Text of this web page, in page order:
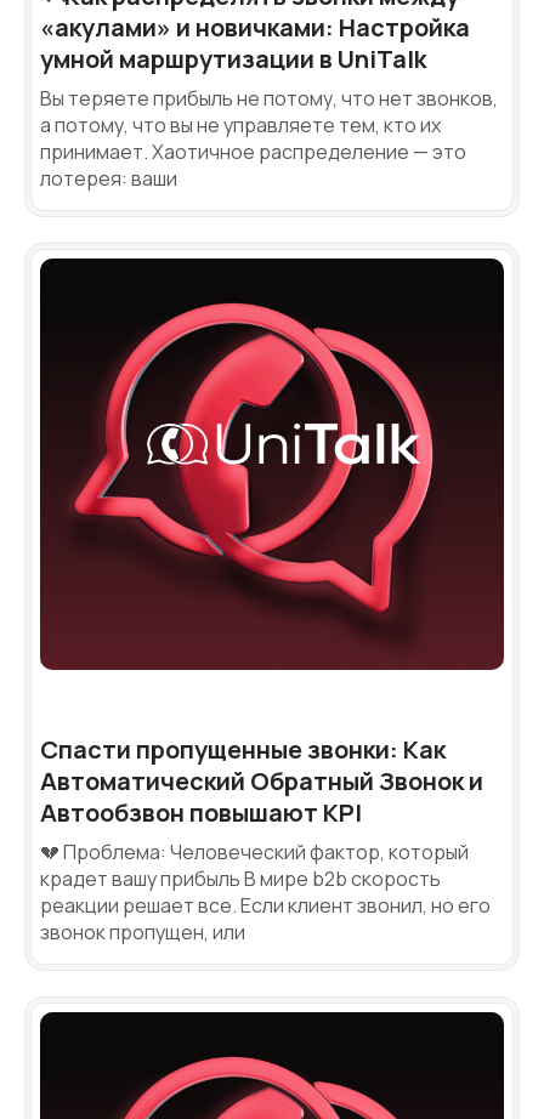
«акулами» и новичками: Настройка
умной маршрутизации в UniTalk
Вы теряете прибыль не потому, что нет звонков,
а потому, что вы не управляете тем, кто их
принимает. Хаотичное распределение — это
лотерея: ваши
Спасти пропущенные звонки: Как
Автоматический Обратный Звонок и
Автообзвон повышают KPI
💔 Проблема: Человеческий фактор, который
крадет вашу прибыль В мире b2b скорость
реакции решает все. Если клиент звонил, но его
звонок пропущен, или